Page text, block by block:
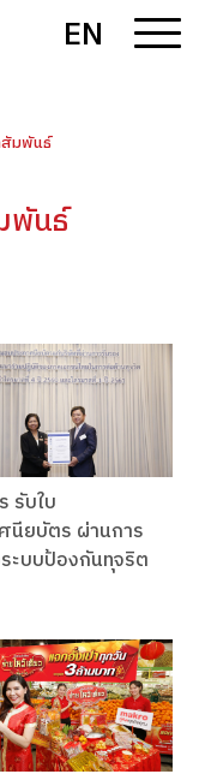
EN
สัมพันธ์
พันธ์
รับใบ
นียบัตร ผ่านการ
ะบบป้องกันทุจริต